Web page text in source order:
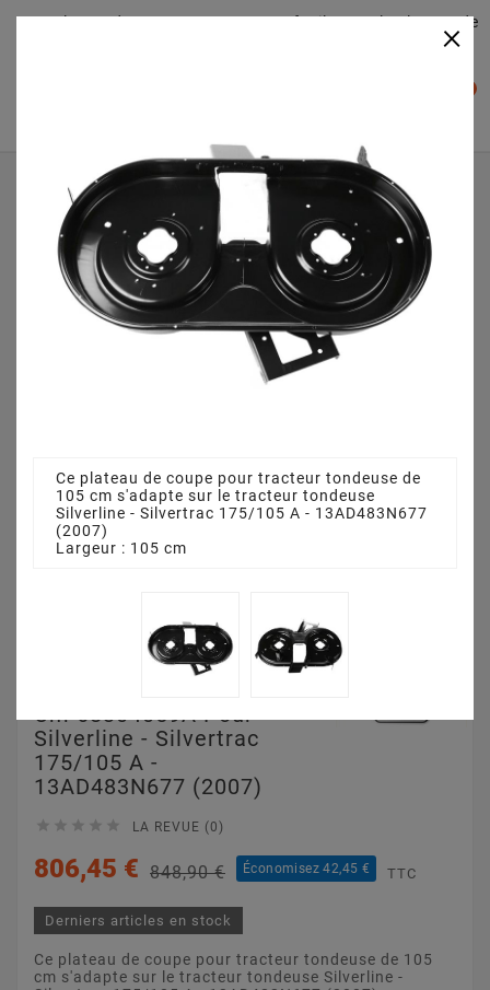
Plateaudecoupe.com : Trouver facilement le plateau de
Accueil
Plateau de coupe
Plateau de coupe 105 cm 68304059A pour Silverline -
Silvertrac 175/105 A - 13AD483N677 (2007)
Cm 68304059A Pour
Silverline - Silvertrac
175/105 A -
13AD483N677 (2007)
     LA REVUE (0)
806,45 € 848,90 € Économisez 42,45 € TTC
Derniers articles en stock
Ce plateau de coupe pour tracteur tondeuse de 105
cm s'adapte sur le tracteur tondeuse Silverline -
×
Ce plateau de coupe pour tracteur tondeuse de
105 cm s'adapte sur le tracteur tondeuse
Silverline - Silvertrac 175/105 A - 13AD483N677
(2007)
Largeur : 105 cm